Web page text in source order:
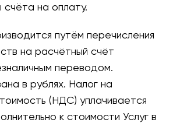
на оплату.
путём перечисления
на расчётный счёт
переводом.
в рублях. Налог на
(НДС) уплачивается
к стоимости Услуг в